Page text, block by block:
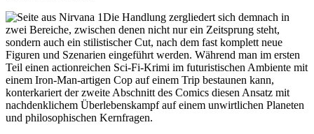
Die Handlung zergliedert sich demnach in
zwei Bereiche, zwischen denen nicht nur ein Zeitsprung steht,
sondern auch ein stilistischer Cut, nach dem fast komplett neue
Figuren und Szenarien eingeführt werden. Während man im ersten
Teil einen actionreichen Sci-Fi-Krimi im futuristischen Ambiente mit
einem Iron-Man-artigen Cop auf einem Trip bestaunen kann,
konterkariert der zweite Abschnitt des Comics diesen Ansatz mit
nachdenklichem Überlebenskampf auf einem unwirtlichen Planeten
und philosophischen Kernfragen.